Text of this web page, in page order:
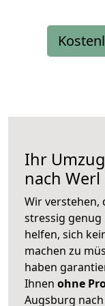
Ihr
nach Werl
Wir verstehen,
stressig genug
helfen, sich
machen zu
haben
Ihnen ohne
Augsburg